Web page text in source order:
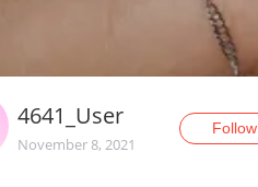
4641_User
November 8, 2021
Follow